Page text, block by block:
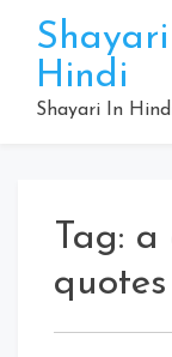
contentHindi
Shayari In
Tag: a
quotes